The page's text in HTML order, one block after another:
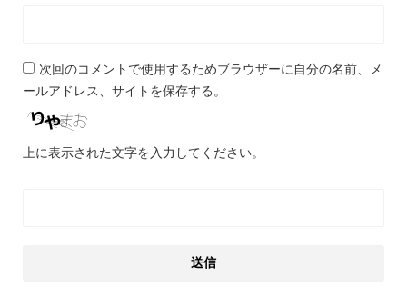
次回のコメントで使用するためブラウザーに自分の名前、メ
ールアドレス、サイトを保存する。
上に表示された文字を入力してください。